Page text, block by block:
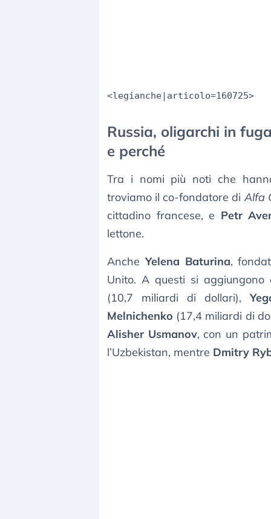
<legianche|articolo=160725>
Russia, oligarchi in
e perché
Tra i nomi più noti che
troviamo il co-fondatore diAlfa
cittadino francese, e Petr
lettone.
AncheYelena Baturina,
Unito. A questi si
(10,7 miliardi di dollari),
Melnichenko (17,4 miliardi di
Alisher Usmanov, con un
l’Uzbekistan, mentre Dmitry